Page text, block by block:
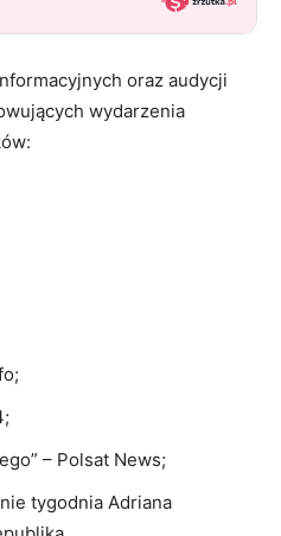
oraz audycji
wydarzenia
– Polsat News;
tygodnia Adriana